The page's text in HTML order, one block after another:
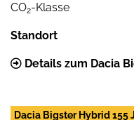
CO2-Klasse
Standort
Details zum Dacia
Dacia Bigster Hybrid 155